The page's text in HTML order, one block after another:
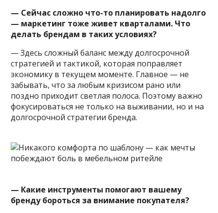
— Сейчас сложно что-то планировать надолго
— маркетинг тоже живет кварталами. Что
делать брендам в таких условиях?
— Здесь сложный баланс между долгосрочной
стратегией и тактикой, которая поправляет
экономику в текущем моменте. Главное — не
забывать, что за любым кризисом рано или
поздно приходит светлая полоса. Поэтому важно
фокусироваться не только на выживании, но и на
долгосрочной стратегии бренда.
— Какие инструменты помогают вашему
бренду бороться за внимание покупателя?